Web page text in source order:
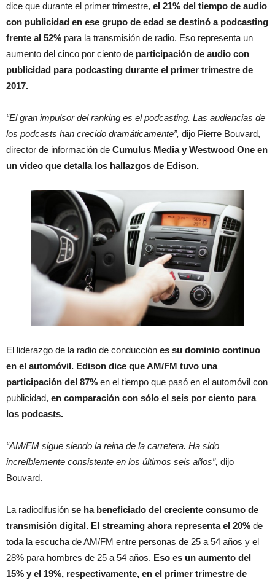
dice que durante el primer trimestre, el 21% del tiempo de audio
con publicidad en ese grupo de edad se destinó a podcasting
frente al 52% para la transmisión de radio. Eso representa un
aumento del cinco por ciento de participación de audio con
publicidad para podcasting durante el primer trimestre de
2017.
“El gran impulsor del ranking es el podcasting. Las audiencias de
los podcasts han crecido dramáticamente”, dijo Pierre Bouvard,
director de información de Cumulus Media y Westwood One en
un video que detalla los hallazgos de Edison.
El liderazgo de la radio de conducción es su dominio continuo
en el automóvil. Edison dice que AM/FM tuvo una
participación del 87% en el tiempo que pasó en el automóvil con
publicidad, en comparación con sólo el seis por ciento para
los podcasts.
“AM/FM sigue siendo la reina de la carretera. Ha sido
increíblemente consistente en los últimos seis años”, dijo
Bouvard.
La radiodifusión se ha beneficiado del creciente consumo de
transmisión digital. El streaming ahora representa el 20% de
toda la escucha de AM/FM entre personas de 25 a 54 años y el
28% para hombres de 25 a 54 años. Eso es un aumento del
15% y el 19%, respectivamente, en el primer trimestre de